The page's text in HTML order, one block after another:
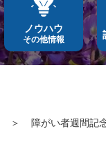
ノウハウ
その他情報
＞ 障がい者週間記